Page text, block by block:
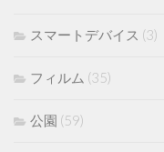
スマートデバイス (3)
フィルム (35)
公園 (59)